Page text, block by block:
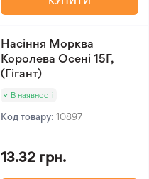
Насіння Морква
Королева Осені 15Г,
(Гігант)
В наявності
Код товару: 10897
13.32 грн.